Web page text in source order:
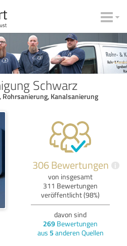
Schwarz
Kanalsanierung
306 Bewertungen i
von insgesamt
311 Bewertungen
veröffentlicht (98%)
davon sind
269 Bewertungen
aus 5 anderen Quellen